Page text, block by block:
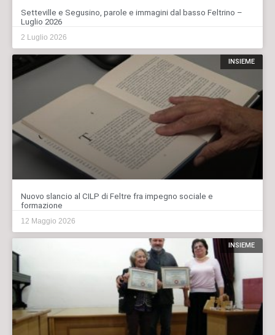
Setteville e Segusino, parole e immagini dal basso Feltrino –
Luglio 2026
2 Luglio 2026
INSIEME
Nuovo slancio al CILP di Feltre fra impegno sociale e
formazione
12 Maggio 2026
INSIEME